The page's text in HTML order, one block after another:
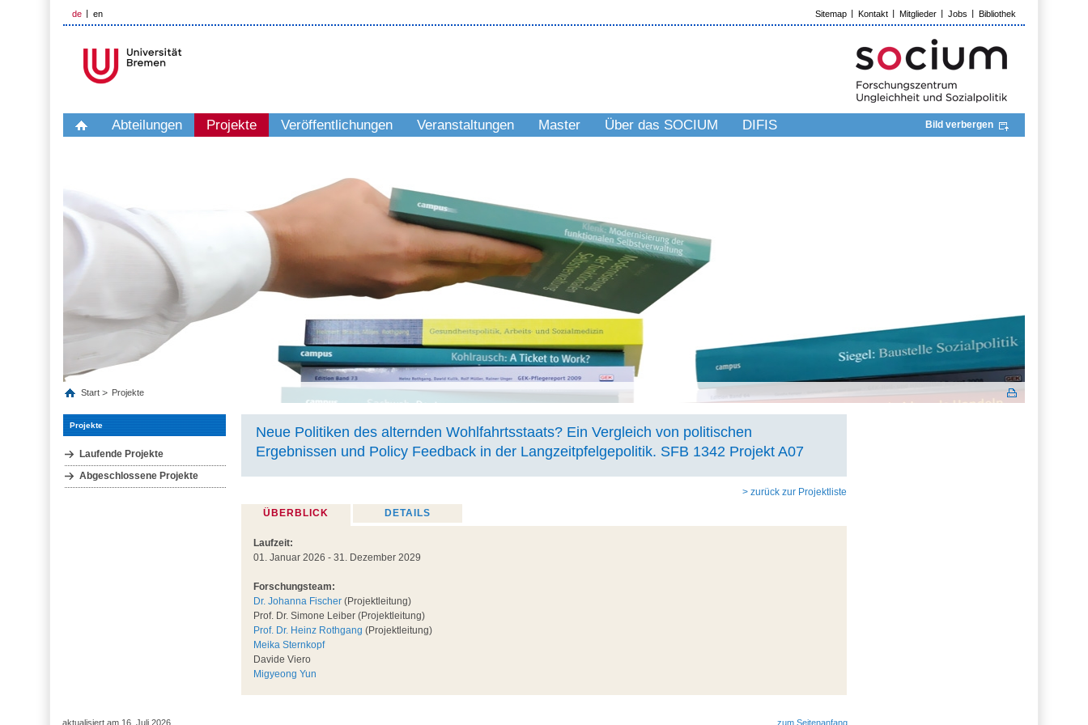
de en Sitemap Kontakt Mitglieder Jobs Bibliothek
Abteilungen Projekte Veröffentlichungen Veranstaltungen Master Über das SOCIUM DIFIS Bild verbergen
Start Projekte
Projekte
Laufende Projekte
Abgeschlossene Projekte
Neue Politiken des alternden Wohlfahrtsstaats? Ein Vergleich von politischen
Ergebnissen und Policy Feedback in der Langzeitpfelgepolitik. SFB 1342 Projekt A07
> zurück zur Projektliste
ÜBERBLICK
DETAILS
Laufzeit:
01. Januar 2026 - 31. Dezember 2029
Forschungsteam:
Dr. Johanna Fischer (Projektleitung)
Prof. Dr. Simone Leiber (Projektleitung)
Prof. Dr. Heinz Rothgang (Projektleitung)
Meika Sternkopf
Davide Viero
Migyeong Yun
aktualisiert am 16. Juli 2026 zum Seitenanfang